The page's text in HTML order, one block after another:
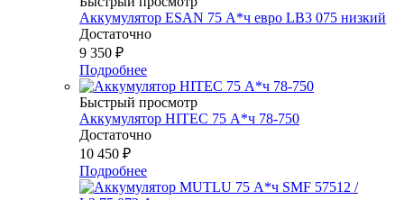
Аккумулятор ESAN 75 А*ч евро LB3 075 низкий
Достаточно
9 350 ₽
Подробнее
Быстрый просмотр
Аккумулятор HITEC 75 А*ч 78-750
Достаточно
10 450 ₽
Подробнее